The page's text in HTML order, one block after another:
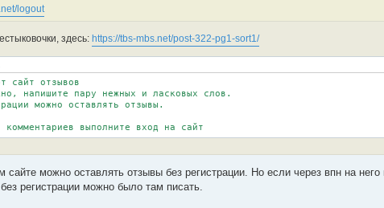
logout
здесь: https://tbs-mbs.net/post-322-pg1-sort1/
сайт отзывов
напишите пару нежных и ласковых слов.
можно оставлять отзывы.
комментариев выполните вход на сайт
сайте можно оставлять отзывы без регистрации. Но если через впн на
регистрации можно было там писать.